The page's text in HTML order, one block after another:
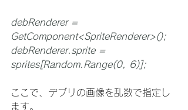
debRenderer =
GetComponent<SpriteRenderer>();
debRenderer.sprite =
sprites[Random.Range(0, 6)];
ここで、デブリの画像を乱数で指定し
ます。